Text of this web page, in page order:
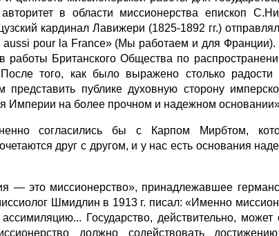
в области миссионерства епископ
кардинал Лавижери (1825-1892 гг.)
pour la France» (Мы работаем и для Франции).
Британского Общества по
того, как было выражено столько
публике духовную сторону
Империи на более прочном и надежном
согласились бы с Карпом Мирбтом,
друг с другом, и у нас есть основания
— это миссионерство», принадлежавшее
Шмидлин в 1913 г. писал: «Именно
Государство, действительно, может
должно содействовать